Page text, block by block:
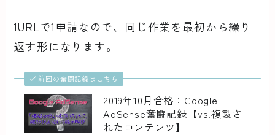
1URLで1申請なので、同じ作業を最初から繰り
返す形になります。
前回の奮闘記録はこちら
2019年10月合格：Google
AdSense奮闘記録【vs.複製さ
れたコンテンツ】